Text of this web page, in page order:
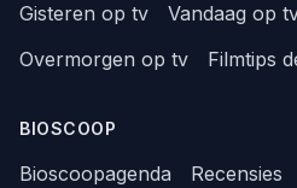
Gisteren op tv Vandaag op
Overmorgen op tv
Filmtips
BIOSCOOP
Bioscoopagenda
Recensies